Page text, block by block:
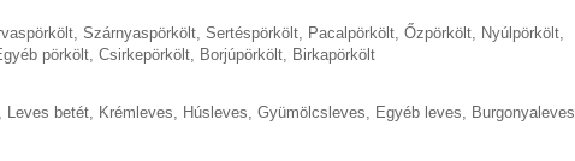
, Szárnyaspörkölt, Sertéspörkölt, Pacalpörkölt, Őzpörkölt, Nyúlpörkölt,
pörkölt, Csirkepörkölt, Borjúpörkölt, Birkapörkölt
, Leves betét, Krémleves, Húsleves, Gyümölcsleves, Egyéb leves, Burgonyaleves